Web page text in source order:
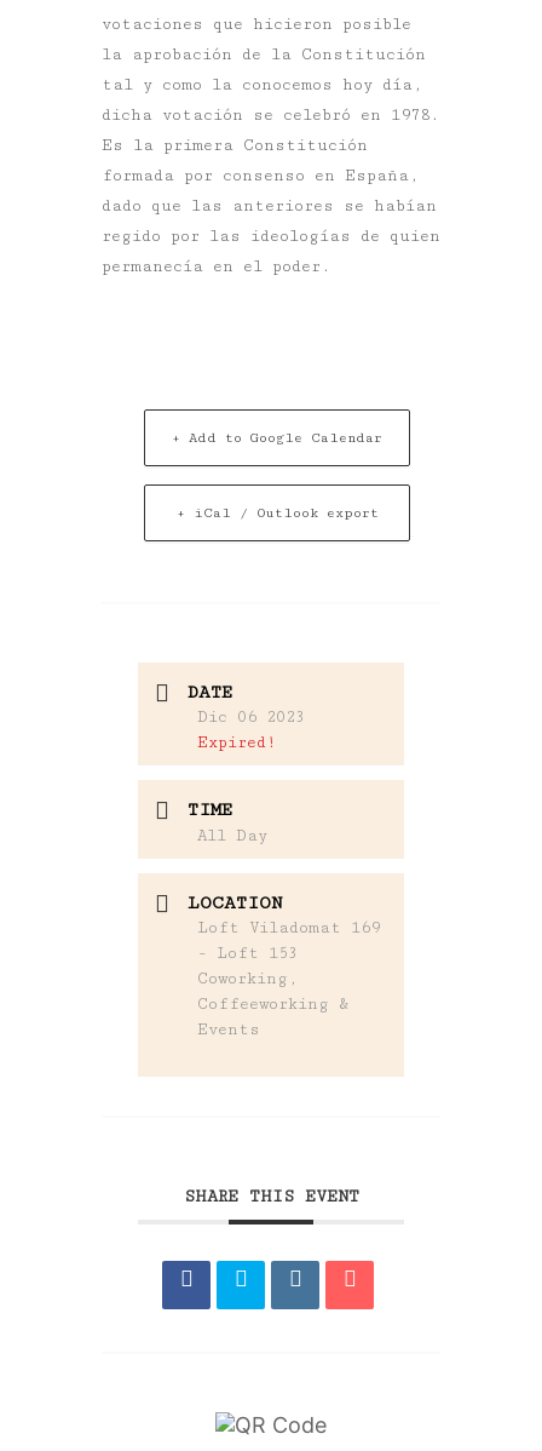
votaciones que hicieron posible
la aprobación de la Constitución
tal y como la conocemos hoy día,
dicha votación se celebró en 1978.
Es la primera Constitución
formada por consenso en España,
dado que las anteriores se habían
regido por las ideologías de quien
permanecía en el poder.
+ Add to Google Calendar
+ iCal / Outlook export
DATE
Dic 06 2023
Expired!
TIME
All Day
LOCATION
Loft Viladomat 169
- Loft 153
Coworking,
Coffeeworking &
Events
SHARE THIS EVENT